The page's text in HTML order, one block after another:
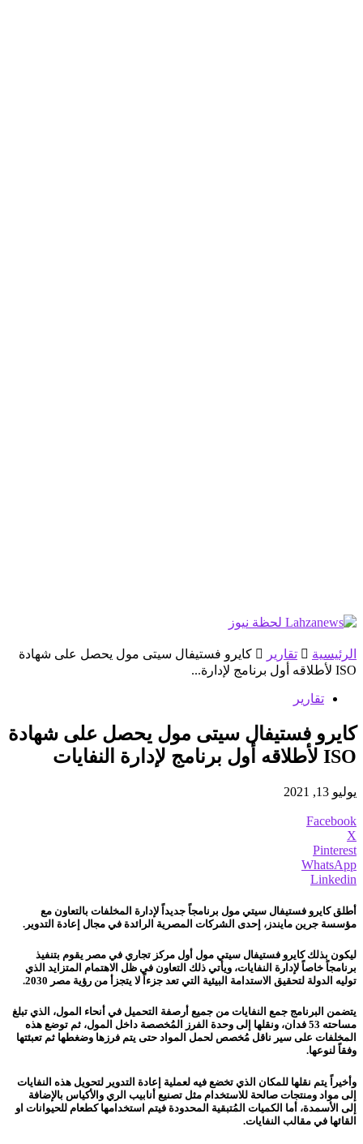
الرئيسية تقارير
كايرو فستيفال سيتى مول يحصل على شهادة
ISO لأطلاقه أول برنامج لإدارة...
تقارير
كايرو فستيفال سيتى مول يحصل على شهادة
ISO لأطلاقه أول برنامج لإدارة النفايات
يوليو 13, 2021
Facebook
X
Pinterest
WhatsApp
Linkedin
أطلق كايرو فستيفال سيتي مول برنامجاً جديداً لإدارة المخلفات بالتعاون مع
مؤسسة جرين مايندز، إحدى الشركات المصرية الرائدة في مجال إعادة التدوير.
ليكون بذلك كايرو فستيفال سيتي مول أول مركز تجاري في مصر يقوم بتنفيذ
برنامجاً خاصاً لإدارة النفايات، ويأتي ذلك التعاون في ظل الاهتمام المتزايد الذي
توليه الدولة لتحقيق الاستدامة البيئية التي تعد جزءاً لا يتجزأ من رؤية مصر 2030.
يتضمن البرنامج جمع النفايات من جميع أرصفة التحميل في أنحاء المول، الذي تبلغ
مساحته 53 فدان، ونقلها إلى وحدة الفرز المُخصصة داخل المول، ثم توضع هذه
المخلفات على سير ناقل مُخصص لحمل المواد حتى يتم فرزها وضغطها ثم تعبئتها
وفقاً لنوعها.
وأخيراً يتم نقلها للمكان الذي تخضع فيه لعملية إعادة التدوير لتحويل هذه النفايات
إلى مواد ومنتجات صالحة للاستخدام مثل تصنيع أنابيب الري والأكياس بالإضافة
إلى الأسمدة، أما الكميات المُتبقية المحدودة فيتم استخدامها كطعام للحيوانات او
القائها في مقالب النفايات.